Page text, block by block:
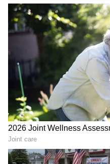
ಕೆನಿಷಾ ವಿವಾದ ಮತ್ತು
ಈ ಎಲ್ಲ ವಿವಾದಗಳ ನಡುವೆ
ಅವರ ಹೆಸರು ದೊಡ್ಡ
ಆರತಿ ವಿಚ್ಛೇದನಕ್ಕೆ ಕೆನಿಷಾ
ಆರೋಪಗಳು
"ಅವಳು ಎಲ್ಲಿದ್ದರೂ
ಎಂದು ನಾನು
ಕಿಡಿಗೇಡಿಗಳ ಬಾಯಿ
ಕೂಡ ವಿಡಿಯೋವೊಂದನ್ನು
ಬಾಲ್ಯದಲ್ಲಿ ನಡೆದ ಲೈಂಗಿಕ